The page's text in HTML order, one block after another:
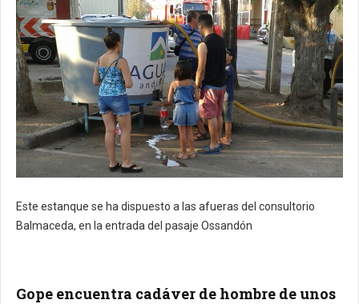
Este estanque se ha dispuesto a las afueras del consultorio
Balmaceda, en la entrada del pasaje Ossandón
Gope encuentra cadáver de hombre de unos